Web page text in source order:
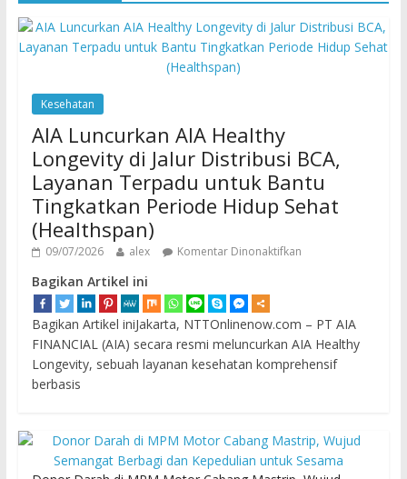
Kesehatan
AIA Luncurkan AIA Healthy
Longevity di Jalur Distribusi BCA,
Layanan Terpadu untuk Bantu
Tingkatkan Periode Hidup Sehat
(Healthspan)
09/07/2026 alex Komentar Dinonaktifkan
Bagikan Artikel ini
Bagikan Artikel iniJakarta, NTTOnlinenow.com – PT AIA
FINANCIAL (AIA) secara resmi meluncurkan AIA Healthy
Longevity, sebuah layanan kesehatan komprehensif
berbasis